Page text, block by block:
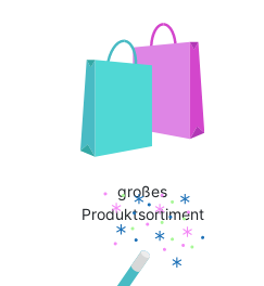
großes
Produktsortiment